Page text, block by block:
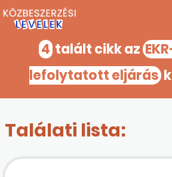
4 talált cikk az
lefolytatott eljárás
Találati lista: